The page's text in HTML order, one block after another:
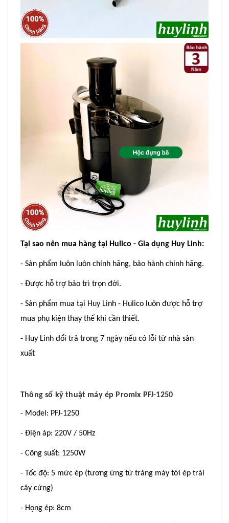
Tại sao nên mua hàng tại Hulico - Gia dụng Huy Linh:
- Sản phẩm luôn luôn chính hãng, bảo hành chính hãng.
- Được hỗ trợ bảo trì trọn đời.
- Sản phẩm mua tại Huy Linh - Hulico luôn được hỗ trợ
mua phụ kiện thay thế khi cần thiết.
- Huy Linh đổi trả trong 7 ngày nếu có lỗi từ nhà sản
xuất
Thông số kỹ thuật máy ép Promix PFJ-1250
- Model: PFJ-1250
- Điện áp: 220V / 50Hz
- Công suất: 1250W
- Tốc độ: 5 mức ép (tương ứng từ tráng máy tới ép trái
cây cứng)
- Họng ép: 8cm